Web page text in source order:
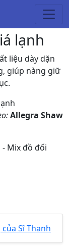
lạnh
liệu dày dặn
giúp nàng giữ
Allegra Shaw
Mix đồ đối
Sĩ Thanh